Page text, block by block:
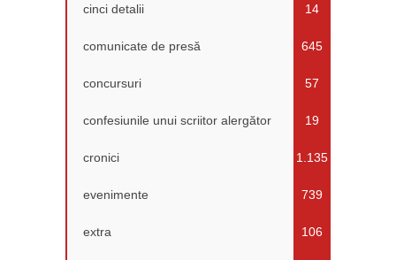
cinci detalii 14
comunicate de presă 645
concursuri 57
confesiunile unui scriitor alergător 19
cronici 1.135
evenimente 739
extra 106